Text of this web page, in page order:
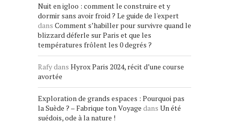
Nuit en igloo : comment le construire et y
dormir sans avoir froid ? Le guide de l'expert
dans Comment s’habiller pour survivre quand le
blizzard déferle sur Paris et que les
températures frôlent les 0 degrés ?
Rafydans Hyrox Paris 2024, récit d’une course
avortée
Exploration de grands espaces : Pourquoi pas
la Suède ? – Fabrique ton Voyage dans Un été
suédois, ode à la nature !